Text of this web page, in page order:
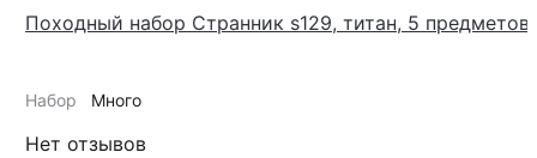
Походный набор Странник s129, титан, 5 предметов
Набор Много
Нет отзывов